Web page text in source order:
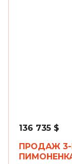
136 735 $
ПРОДАЖ 3-